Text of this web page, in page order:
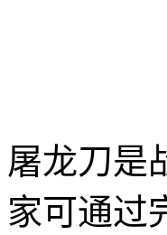
屠龙刀是
家可通过